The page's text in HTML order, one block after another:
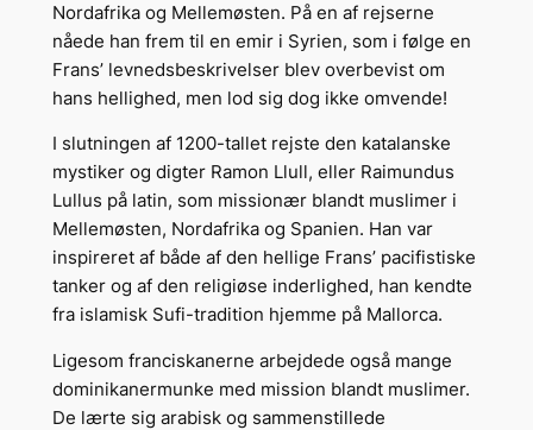
Nordafrika og Mellemøsten. På en af rejserne
nåede han frem til en emir i Syrien, som i følge en
Frans’ levnedsbeskrivelser blev overbevist om
hans hellighed, men lod sig dog ikke omvende!
I slutningen af 1200-tallet rejste den katalanske
mystiker og digter Ramon Llull, eller Raimundus
Lullus på latin, som missionær blandt muslimer i
Mellemøsten, Nordafrika og Spanien. Han var
inspireret af både af den hellige Frans’ pacifistiske
tanker og af den religiøse inderlighed, han kendte
fra islamisk Sufi-tradition hjemme på Mallorca.
Ligesom franciskanerne arbejdede også mange
dominikanermunke med mission blandt muslimer.
De lærte sig arabisk og sammenstillede